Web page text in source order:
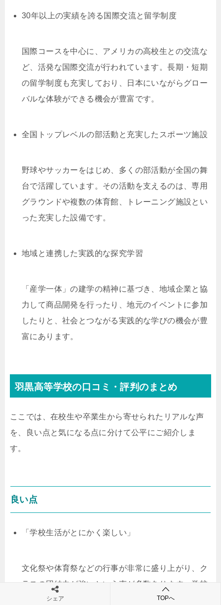
30年以上の実績を誇る国際交流と留学制度
国際コースを中心に、アメリカの高校生との交流な
ど、活発な国際交流が行われています。長期・短期
の留学制度も充実しており、日本にいながらグロー
バルな体験ができる機会が豊富です。
全国トップレベルの部活動と充実したスポーツ施設
野球やサッカーをはじめ、多くの部活動が全国の舞
台で活躍しています。その活動を支えるのは、専用
グラウンドや複数の体育館、トレーニング施設とい
った充実した設備です。
地域と連携した実践的な探究学習
「産学一体」の建学の精神に基づき、地域企業と協
力して商品開発を行ったり、地元のイベントに参加
したりと、社会とつながる実践的な学びの機会が豊
富にあります。
羽黒高等学校の口コミ・評判のまとめ
ここでは、在校生や卒業生から寄せられたリアルな声
を、良い点と気になる点に分けて公平にご紹介しま
す。
良い点
「学校生活がとにかく楽しい」
文化祭や体育祭などの行事が非常に盛り上がり、ク
ラスの団結力が強いという声が多数あります。学校
全体に活気があり、楽しい思い出がたくさん作れる
シェア TOPへ